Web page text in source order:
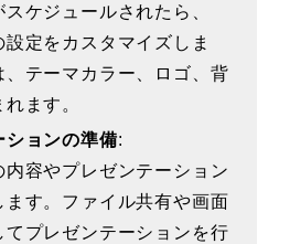
ケジュールされたら、
設定をカスタマイズしま
、テーマカラー、ロゴ、背
ます。
ションの準備:
内容やプレゼンテーション
ます。ファイル共有や画面
てプレゼンテーションを行